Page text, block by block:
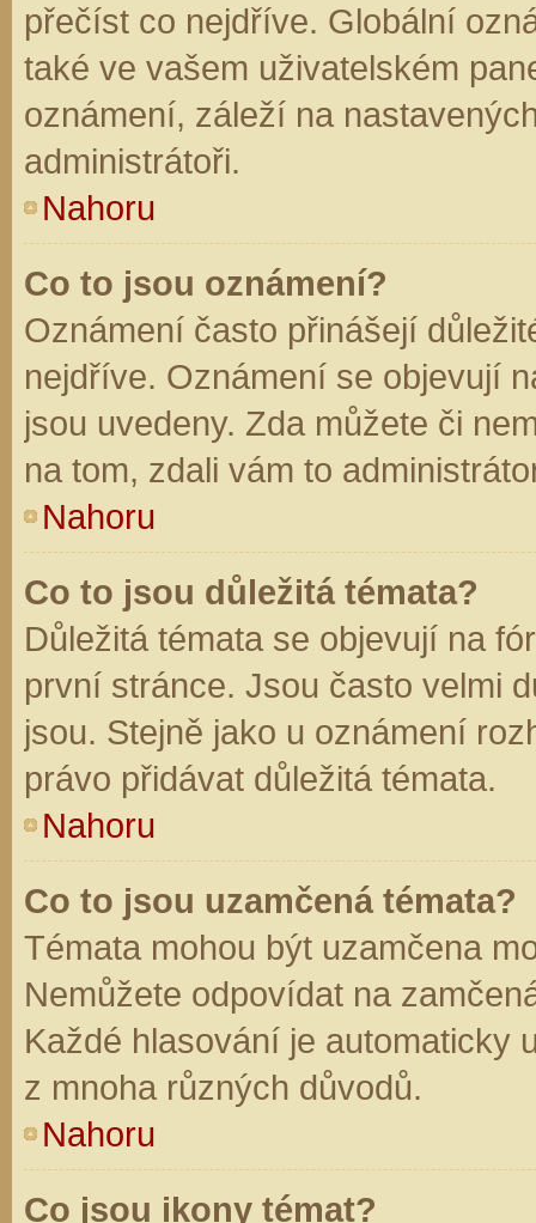
přečíst co nejdříve. Globální
také ve vašem uživatelském
oznámení, záleží na
administrátoři.
Nahoru
Co to jsou oznámení?
Oznámení často přinášejí
nejdříve. Oznámení se objevují
jsou uvedeny. Zda můžete či
na tom, zdali vám to
Nahoru
Co to jsou důležitá témata?
Důležitá témata se objevují na
první stránce. Jsou často velmi
jsou. Stejně jako u oznámení
právo přidávat důležitá témata.
Nahoru
Co to jsou uzamčená témata?
Témata mohou být uzamčena
Nemůžete odpovídat na
Každé hlasování je automaticky
z mnoha různých důvodů.
Nahoru
Co jsou ikony témat?